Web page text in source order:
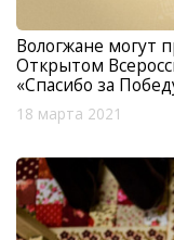
Вологжане могут
Открытом
«Спасибо за
18 марта 2021